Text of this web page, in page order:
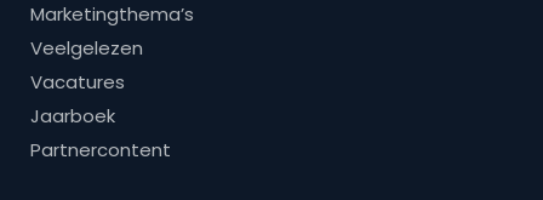
Marketingthema’s
Veelgelezen
Vacatures
Jaarboek
Partnercontent